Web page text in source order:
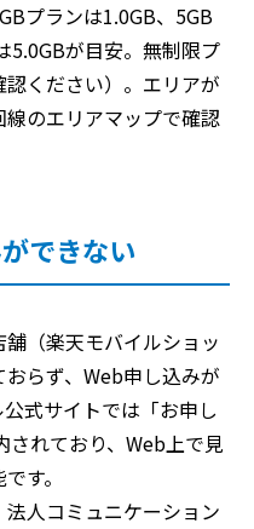
プランは1.0GB、5GB
5.0GBが目安。無制限プ
ください）。エリアが
のエリアマップで確認
できない
（楽天モバイルショッ
らず、Web申し込みが
式サイトでは「お申し
れており、Web上で見
す。
人コミュニケーション